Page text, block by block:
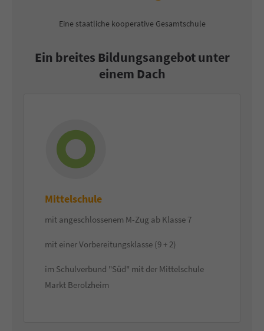
Eine staatliche kooperative Gesamtschule
Ein breites Bildungsangebot unter
einem Dach
Mittelschule
mit angeschlossenem M-Zug ab Klasse 7
mit einer Vorbereitungsklasse (9 + 2)
im Schulverbund "Süd" mit der Mittelschule
Markt Berolzheim